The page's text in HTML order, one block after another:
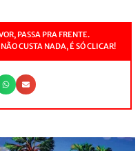
PASSA PRA FRENTE.
CUSTA NADA, É SÓ CLICAR!